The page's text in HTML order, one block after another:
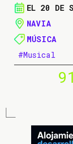
EL 20 DE
NAVIA
MÚSICA
#Musical